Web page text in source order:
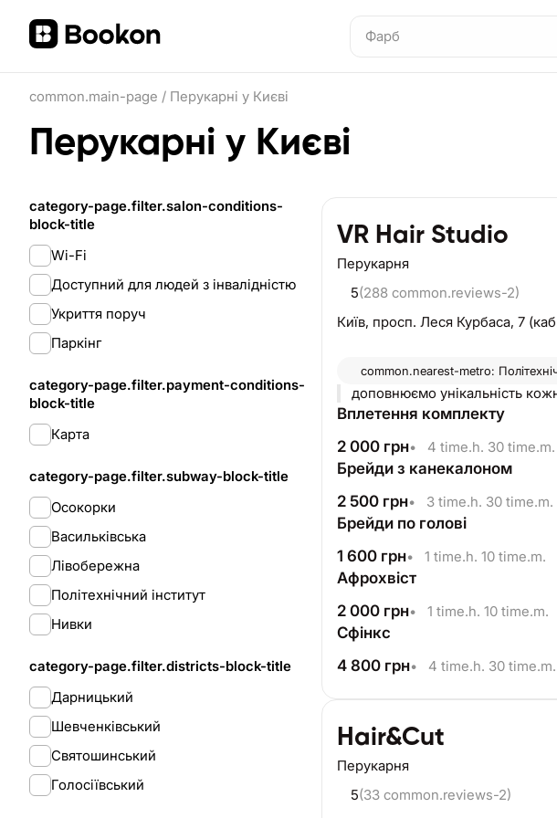
common.main-page / Перукарні у Києві
Перукарні у Києві
category-page.filter.salon-conditions-
block-title
Wi-Fi
Доступний для людей з інвалідністю
Укриття поруч
Паркінг
category-page.filter.payment-conditions-
block-title
Карта
category-page.filter.subway-block-title
Осокорки
Васильківська
Лівобережна
Політехнічний інститут
Нивки
category-page.filter.districts-block-title
Дарницький
Шевченківський
Святошинський
Голосіївський
VR Hair Studio
Перукарня
5(288 common.reviews-2)
Київ, просп. Леся Курбаса, 7
common.nearest-metro:
доповнюємо унікальність
Вплетення комплекту
2 000 грн• 4 time.h. 30 time.m.
Брейди з канекалоном
2 500 грн• 3 time.h. 30 time.m.
Брейди по голові
1 600 грн• 1 time.h. 10 time.m.
Афрохвіст
2 000 грн• 1 time.h. 10 time.m.
Сфінкс
4 800 грн• 4 time.h. 30 time.m.
Hair&Cut
Перукарня
5(33 common.reviews-2)